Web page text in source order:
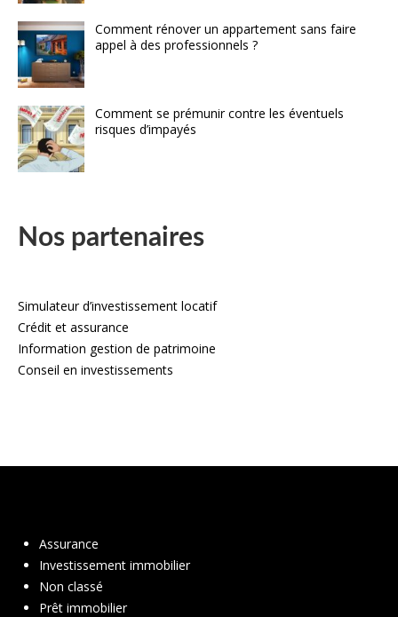
Comment rénover un appartement sans faire
appel à des professionnels ?
Comment se prémunir contre les éventuels
risques d’impayés
Nos partenaires
Simulateur d’investissement locatif
Crédit et assurance
Information gestion de patrimoine
Conseil en investissements
Assurance
Investissement immobilier
Non classé
Prêt immobilier